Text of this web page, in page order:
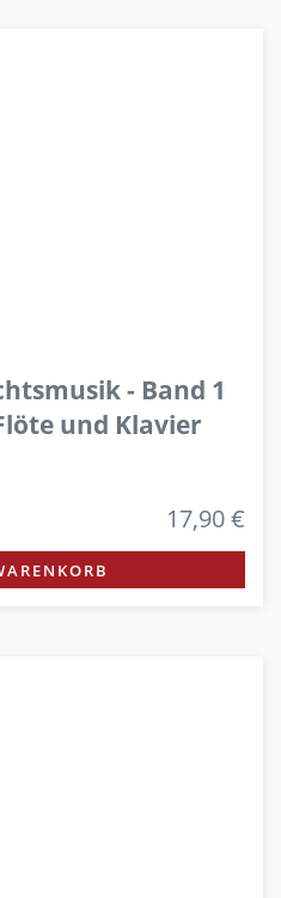
- Band 1
und Klavier
17,90 €